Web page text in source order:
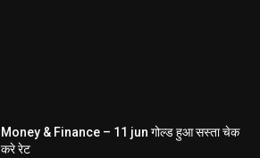
Money & Finance – 11 jun गोल्ड हुआ सस्ता चेक
करे रेट